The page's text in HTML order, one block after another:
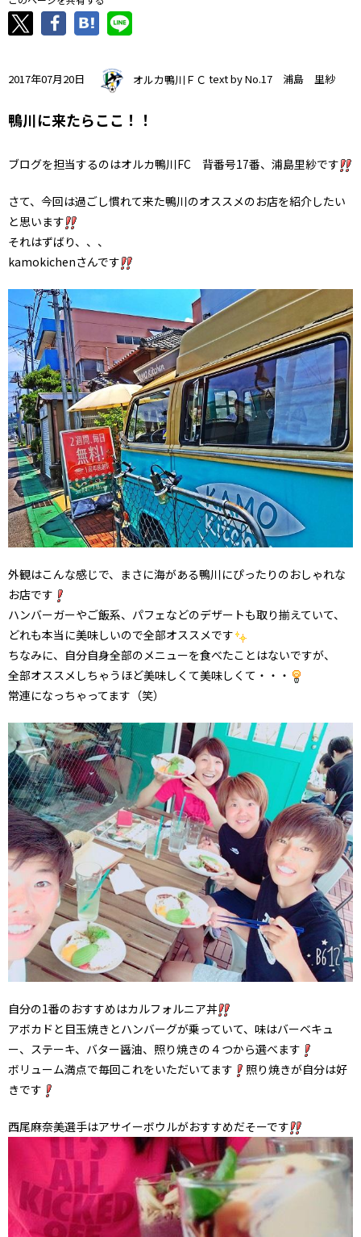
2017年07月20日 オルカ鴨川ＦＣ text by No.17 浦島 里紗
鴨川に来たらここ！！
ブログを担当するのはオルカ鴨川FC 背番号17番、浦島里紗です
さて、今回は過ごし慣れて来た鴨川のオススメのお店を紹介したい
と思います
それはずばり、、、
kamokichenさんです
外観はこんな感じで、まさに海がある鴨川にぴったりのおしゃれな
お店です
ハンバーガーやご飯系、パフェなどのデザートも取り揃えていて、
どれも本当に美味しいので全部オススメです
ちなみに、自分自身全部のメニューを食べたことはないですが、
全部オススメしちゃうほど美味しくて美味しくて・・・
常連になっちゃってます（笑）
自分の1番のおすすめはカルフォルニア丼
アボカドと目玉焼きとハンバーグが乗っていて、味はバーベキュ
ー、ステーキ、バター醤油、照り焼きの４つから選べます
ボリューム満点で毎回これをいただいてます
照り焼きが自分は好
きです
西尾麻奈美選手はアサイーボウルがおすすめだそーです